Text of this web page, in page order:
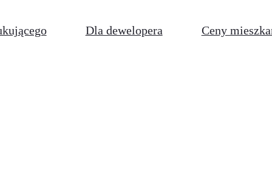
Dla dewelopera Ceny